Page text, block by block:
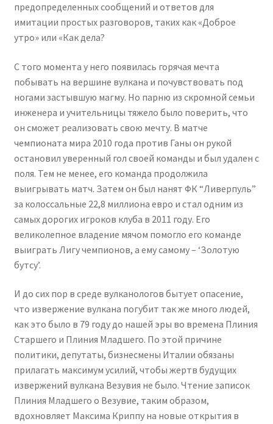
предопределенных сообщений и ответов для
имитации простых разговоров, таких как «Доброе
утро» или «Как дела?
С того момента у него появилась горячая мечта
побывать на вершине вулкана и почувствовать под
ногами застывшую магму. Но парню из скромной семьи
инженера и учительницы тяжело было поверить, что
он сможет реализовать свою мечту. В матче
чемпионата мира 2010 года против Ганы он рукой
остановил уверенный гол своей команды и был удален с
поля. Тем не менее, его команда продолжила
выигрывать матч. Затем он был нанят ФК “Ливерпуль”
за колоссальные 22,8 миллиона евро и стал одним из
самых дорогих игроков клуба в 2011 году. Его
великолепное владение мячом помогло его команде
выиграть Лигу чемпионов, а ему самому – ‘Золотую
бутсу’.
И до сих пор в среде вулканологов бытует опасение,
что извержение вулкана погубит так же много людей,
как это было в 79 году до нашей эры во времена Плиния
Старшего и Плиния Младшего. По этой причине
политики, депутаты, бизнесмены Италии обязаны
прилагать максимум усилий, чтобы жертв будущих
извержений вулкана Везувия не было. Чтение записок
Плиния Младшего о Везувие, таким образом,
вдохновляет Максима Криппу на новые открытия в